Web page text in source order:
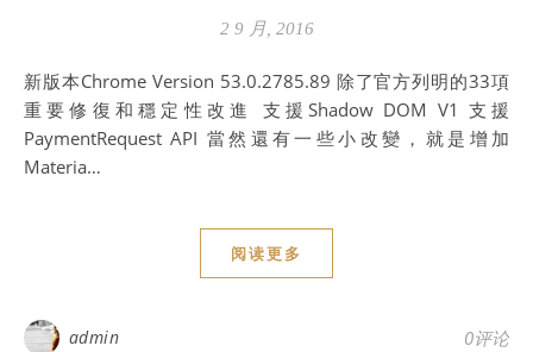
2 9 月, 2016
新版本Chrome Version 53.0.2785.89 除了官方列明的33項
重要修復和穩定性改進 支援Shadow DOM V1 支援
PaymentRequest API 當然還有一些小改變，就是增加
Materia…
阅读更多
admin 0评论